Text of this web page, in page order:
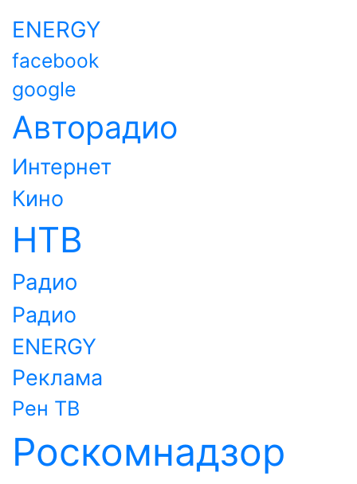
ENERGY
facebook
google
Авторадио
Интернет
Кино
НТВ
Радио
Радио
ENERGY
Реклама
Рен ТВ
Роскомнадзор